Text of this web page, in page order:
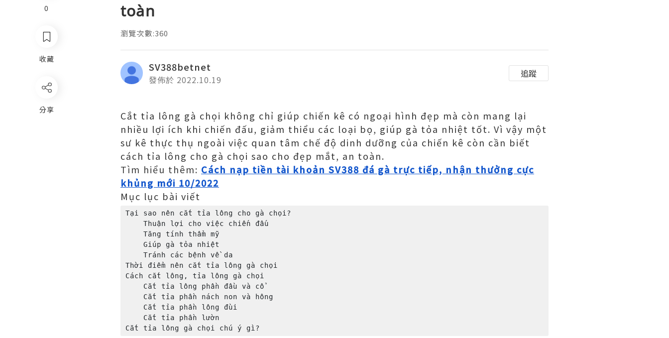
0
收藏
分享
toàn
瀏覽次數:360
SV388betnet
發佈於 2022.10.19
追蹤
Cắt tỉa lông gà chọi không chỉ giúp chiến kê có ngoại hình đẹp mà còn mang lại
nhiều lợi ích khi chiến đấu, giảm thiểu các loại bọ, giúp gà tỏa nhiệt tốt. Vì vậy một
sư kê thực thụ ngoài việc quan tâm chế độ dinh dưỡng của chiến kê còn cần biết
cách tỉa lông cho gà chọi sao cho đẹp mắt, an toàn.
Tìm hiểu thêm: Cách nạp tiền tài khoản SV388 đá gà trực tiếp, nhận thưởng cực
khủng mới 10/2022
Mục lục bài viết
Tại sao nên cắt tỉa lông cho gà chọi?
Thời điểm nên cắt tỉa lông gà chọi
Cách cắt lông, tỉa lông gà chọi